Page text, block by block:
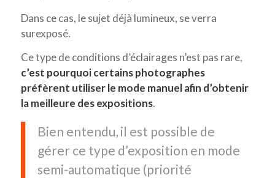
Dans ce cas, le sujet déjà lumineux, se verra
surexposé.
Ce type de conditions d’éclairages n’est pas rare,
c’est pourquoi certains photographes
préfèrent utiliser le mode manuel afin d’obtenir
la meilleure des expositions.
Bien entendu, il est possible de
gérer ce type d’exposition en mode
semi-automatique (priorité